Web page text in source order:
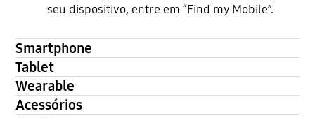
seu dispositivo, entre em “Find my Mobile”.
Smartphone
Tablet
Wearable
Acessórios